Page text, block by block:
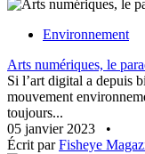
Environnement
Arts numériques, le
Si l’art digital a depuis
mouvement
toujours...
05 janvier 2023
•
Écrit parFisheye